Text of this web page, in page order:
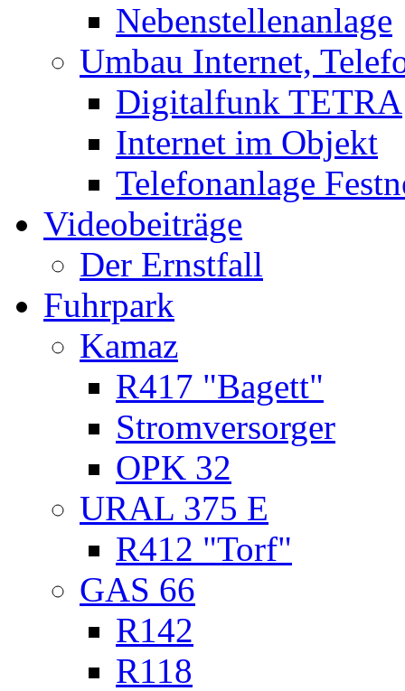
Nebenstellenanlage
Umbau Internet,
Digitalfunk TETRA
Internet im Objekt
Telefonanlage
Videobeiträge
Der Ernstfall
Fuhrpark
Kamaz
R417 "Bagett"
Stromversorger
OPK 32
URAL 375 E
R412 "Torf"
GAS 66
R142
R118